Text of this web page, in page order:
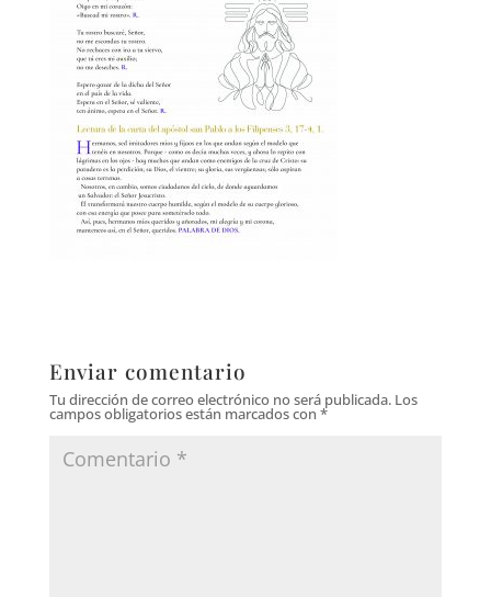
Enviar comentario
Tu dirección de correo electrónico no será publicada. Los
campos obligatorios están marcados con *